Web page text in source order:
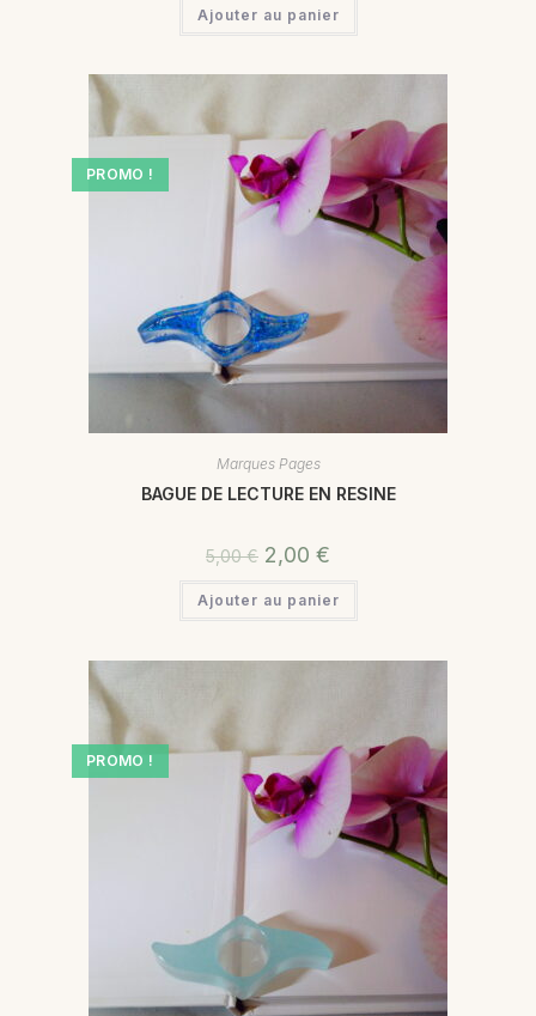
Ajouter au panier
PROMO !
Marques Pages
BAGUE DE LECTURE EN RESINE
5,00€ 2,00 €
Ajouter au panier
PROMO !